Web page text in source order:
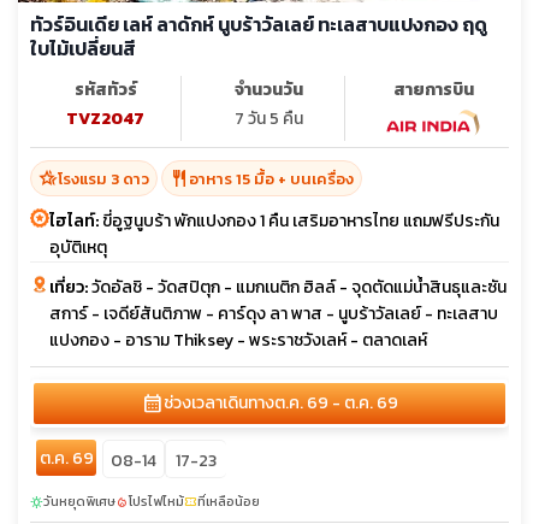
ทัวร์อินเดีย เลห์ ลาดักห์ นูบร้าวัลเลย์ ทะเลสาบแปงกอง ฤดู
ใบไม้เปลี่ยนสี
รหัสทัวร์
TVZ2047
จำนวนวัน
7 วัน 5 คืน
สายการบิน
hotel_classโรงแรม 3 ดาว restaurant อาหาร 15 มื้อ + บนเครื่อง
ไฮไลท์:ขี่อูฐนูบร้า พักแปงกอง 1 คืน เสริมอาหารไทย แถมฟรีประกัน
อุบัติเหตุ
เที่ยว:วัดอัลชิ - วัดสปิตุก - แมกเนติก ฮิลล์ - จุดตัดแม่น้ำสินธุและซัน
สการ์ - เจดีย์สันติภาพ - คาร์ดุง ลา พาส - นูบร้าวัลเลย์ - ทะเลสาบ
แปงกอง - อาราม Thiksey - พระราชวังเลห์ - ตลาดเลห์
calendar_monthช่วงเวลาเดินทางต.ค. 69 - ต.ค. 69
ต.ค. 69 08-14 17-23
sunnyวันหยุดพิเศษlocal_fire_departmentโปรไฟไหม้confirmation_numberที่เหลือน้อย